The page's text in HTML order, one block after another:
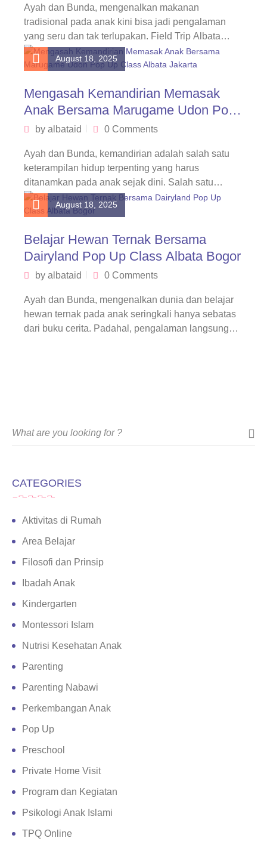
Ayah dan Bunda, mengenalkan makanan
tradisional pada anak kini bisa jadi pengalaman
yang seru dan tak terlupakan. Field Trip Albata…
August 18, 2025
Mengasah Kemandirian Memasak
Anak Bersama Marugame Udon Pop
Up Class Albata Jakarta
by albataid 0 Comments
Ayah dan Bunda, kemandirian adalah salah satu
keterampilan hidup terpenting yang harus
ditanamkan pada anak sejak dini. Salah satu
cara…
August 18, 2025
Belajar Hewan Ternak Bersama
Dairyland Pop Up Class Albata Bogor
by albataid 0 Comments
Ayah dan Bunda, mengenalkan dunia dan belajar
hewan ternak pada anak seringkali hanya sebatas
dari buku cerita. Padahal, pengalaman langsung…
CATEGORIES
Aktivitas di Rumah
Area Belajar
Filosofi dan Prinsip
Ibadah Anak
Kindergarten
Montessori Islam
Nutrisi Kesehatan Anak
Parenting
Parenting Nabawi
Perkembangan Anak
Pop Up
Preschool
Private Home Visit
Program dan Kegiatan
Psikologi Anak Islami
TPQ Online